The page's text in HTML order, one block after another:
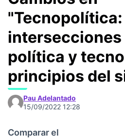
"Tecnopolítica:
intersecciones
política y
principios del
Pau Adelantado
15/09/2022 12:28
Comparar el